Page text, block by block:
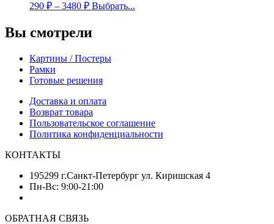
290 ₽ – 3480 ₽ Выбрать...
Вы смотрели
Картины / Постеры
Рамки
Готовые решения
Доставка и оплата
Возврат товара
Пользовательское соглашение
Политика конфиденциальности
КОНТАКТЫ
195299 г.Санкт-Петербург ул. Киришская 4
Пн-Вс: 9:00-21:00
ОБРАТНАЯ СВЯЗЬ